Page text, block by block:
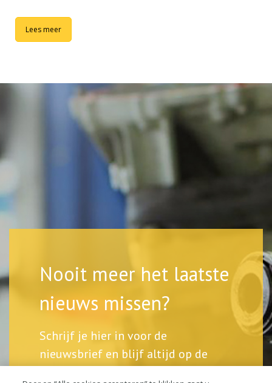
Lees meer
Nooit meer het laatste
nieuws missen?
Schrijf je hier in voor de
nieuwsbrief en blijf altijd op de